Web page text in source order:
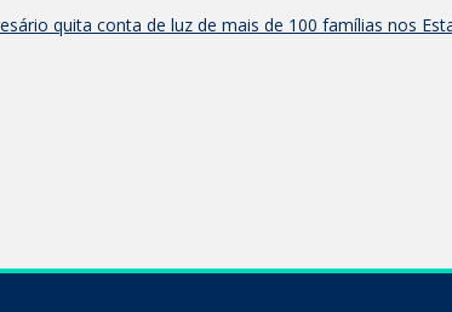
quita conta de luz de mais de 100 famílias nos